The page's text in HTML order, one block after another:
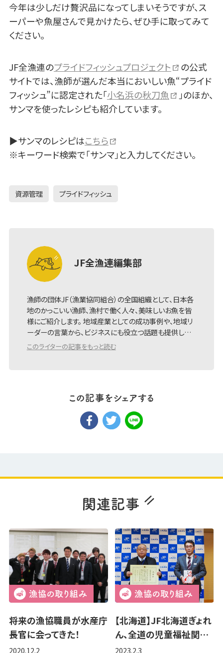
今年は少しだけ贅沢品になってしまいそうですが、ス
ーパーや魚屋さんで見かけたら、ぜひ手に取ってみて
ください。
JF全漁連のプライドフィッシュプロジェクト
の公式
サイトでは、漁師が選んだ本当においしい魚“プライド
フィッシュ”に認定された「小名浜の秋刀魚
」のほか、
サンマを使ったレシピも紹介しています。
▶サンマのレシピはこちら
※キーワード検索で「サンマ」と入力してください。
資源管理 プライドフィッシュ
JF全漁連編集部
漁師の団体JF（漁業協同組合）の全国組織として、日本各
地のかっこいい漁師、漁村で働く人々、美味しいお魚を皆
様にご紹介します。 地域産業としての成功事例や、地域リ
ーダーの言葉から、ビジネスにも役立つ話題も提供し…
このライターの記事をもっと読む
将来の漁協職員が水産庁
長官に会ってきた！
2020.12.2
【北海道】JF北海道ぎょれ
ん、全道の児童福祉関…
2023.2.3